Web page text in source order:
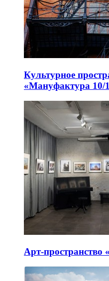
Культурное
«Мануфактура 10/
Арт-пространство